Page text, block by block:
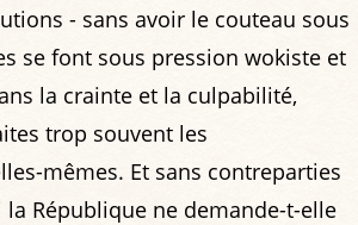
- sans avoir le couteau sous
se font sous pression wokiste et
la crainte et la culpabilité,
trop souvent les
mêmes. Et sans contreparties
République ne demande-t-elle